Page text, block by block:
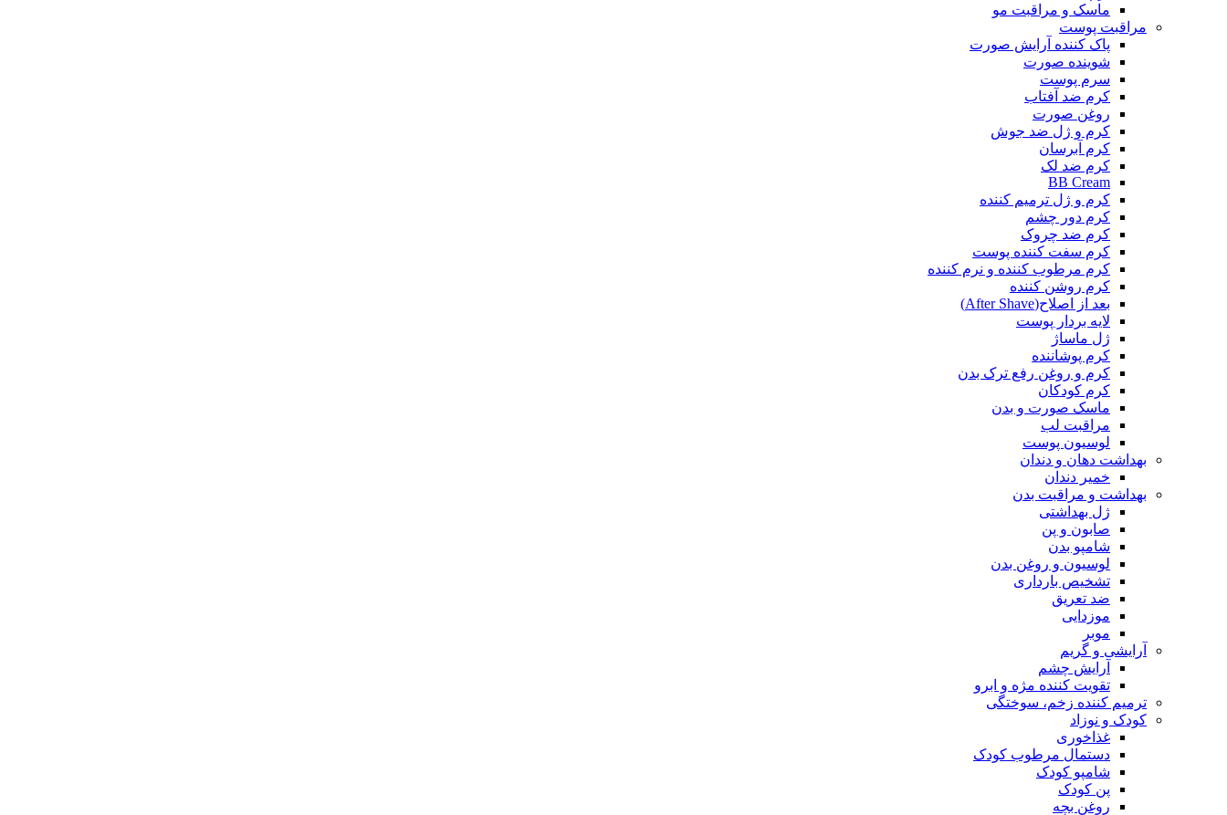
ماسک و مراقبت مو
مراقبت پوست
پاک کننده آرایش صورت
شوینده صورت
سرم پوست
کرم ضد آفتاب
روغن صورت
کرم و ژل ضد جوش
کرم آبرسان
کرم ضد لک
BB Cream
کرم و ژل ترمیم کننده
کرم دور چشم
کرم ضد چروک
کرم سفت کننده پوست
کرم مرطوب کننده و نرم کننده
کرم روشن کننده
بعد از اصلاح(After Shave)
لایه بردار پوست
ژل ماساژ
کرم پوشاننده
کرم و روغن رفع ترک بدن
کرم کودکان
ماسک صورت و بدن
مراقبت لب
لوسیون پوست
بهداشت دهان و دندان
خمیر دندان
بهداشت و مراقبت بدن
ژل بهداشتی
صابون و پن
شامپو بدن
لوسیون و روغن بدن
تشخیص بارداری
ضد تعریق
موزدایی
موبر
آرایشی و گریم
آرایش چشم
تقویت کننده مژه و ابرو
ترمیم کننده زخم، سوختگی
کودک و نوزاد
غذاخوری
دستمال مرطوب کودک
شامپو کودک
پن کودک
روغن بچه